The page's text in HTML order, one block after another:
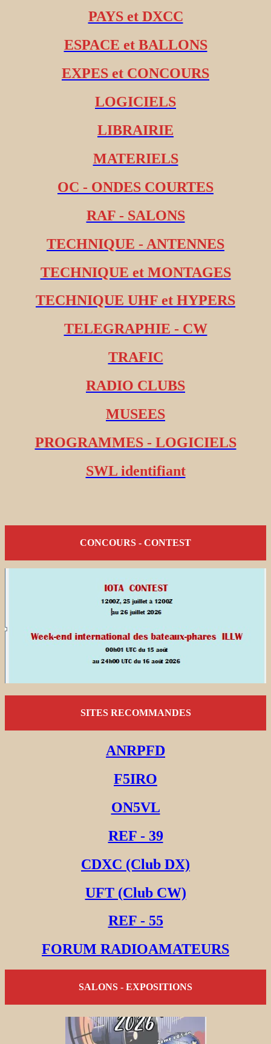
PAYS et DXCC
ESPACE et BALLONS
EXPES et CONCOURS
LOGICIELS
LIBRAIRIE
MATERIELS
OC - ONDES COURTES
RAF - SALONS
TECHNIQUE - ANTENNES
TECHNIQUE et MONTAGES
TECHNIQUE UHF et HYPERS
TELEGRAPHIE - CW
TRAFIC
RADIO CLUBS
MUSEES
PROGRAMMES - LOGICIELS
SWL identifiant
CONCOURS - CONTEST
SITES RECOMMANDES
ANRPFD
F5IRO
ON5VL
REF - 39
CDXC (Club DX)
UFT (Club CW)
REF - 55
FORUM RADIOAMATEURS
SALONS - EXPOSITIONS